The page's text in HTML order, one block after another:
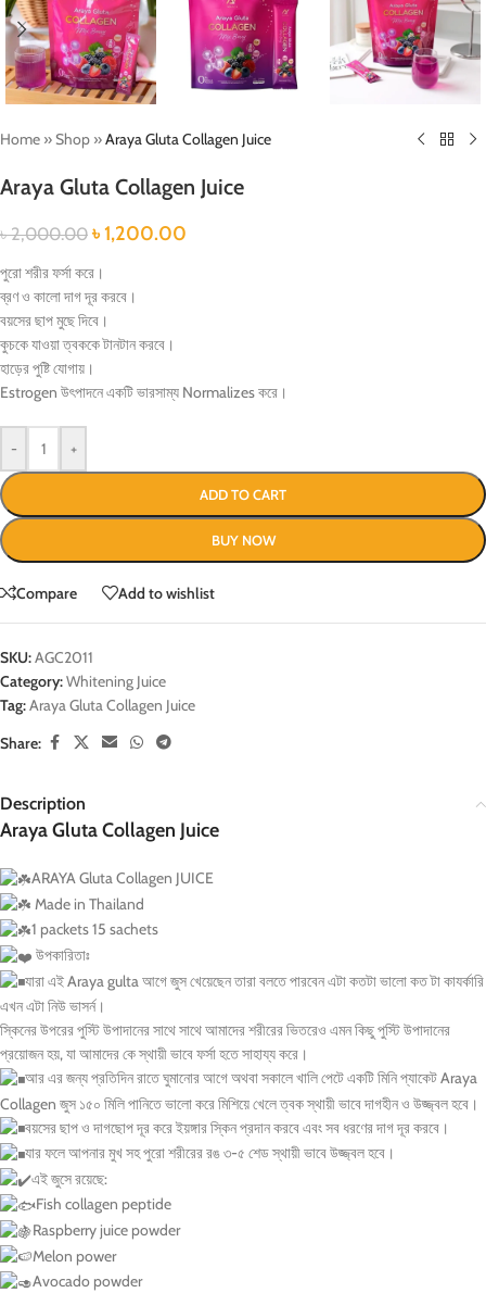
Home »Shop »Araya Gluta Collagen Juice
Araya Gluta Collagen Juice
৳2,000.00 ৳1,200.00
পুরো শরীর ফর্সা করে।
ব্রণ ও কালো দাগ দূর করবে।
বয়সের ছাপ মুছে দিবে।
কুচকে যাওয়া ত্বককে টানটান করবে।
হাড়ের পুষ্টি যোগায়।
Estrogen উৎপাদনে একটি ভারসাম্য Normalizes করে।
- +
ADD TO CART
BUY NOW
Compare Add to wishlist
SKU:AGC2011
Category:Whitening Juice
Tag:Araya Gluta Collagen Juice
Share:
Description
Araya Gluta Collagen Juice
ARAYA Gluta Collagen JUICE
Made in Thailand
1 packets 15 sachets
উপকারিতাঃ
যারা এই Araya gulta আগে জুস খেয়েছেন তারা বলতে পারবেন এটা কতটা ভালো কত টা কাযর্কারি
এখন এটা নিউ ভাসর্ন।
স্কিনের উপরের পুস্টি উপাদানের সাথে সাথে আমাদের শরীরের ভিতরেও এমন কিছু পুস্টি উপাদানের
প্রয়োজন হয়, যা আমাদের কে স্থায়ী ভাবে ফর্সা হতে সাহায্য করে।
আর এর জন্য প্রতিদিন রাতে ঘুমানোর আগে অথবা সকালে খালি পেটে একটি মিনি প্যাকেট Araya
Collagen জুস ১৫০ মিলি পানিতে ভালো করে মিশিয়ে খেলে ত্বক স্থায়ী ভাবে দাগহীন ও উজ্জ্বল হবে।
বয়সের ছাপ ও দাগছোপ দূর করে ইয়ঙ্গার স্কিন প্রদান করবে এবং সব ধরণের দাগ দূর করবে।
যার ফলে আপনার মুখ সহ পুরো শরীরের রঙ ৩-৫ শেড স্থায়ী ভাবে উজ্জ্বল হবে।
এই জুসে রয়েছে:
Fish collagen peptide
Raspberry juice powder
Melon power
Avocado powder